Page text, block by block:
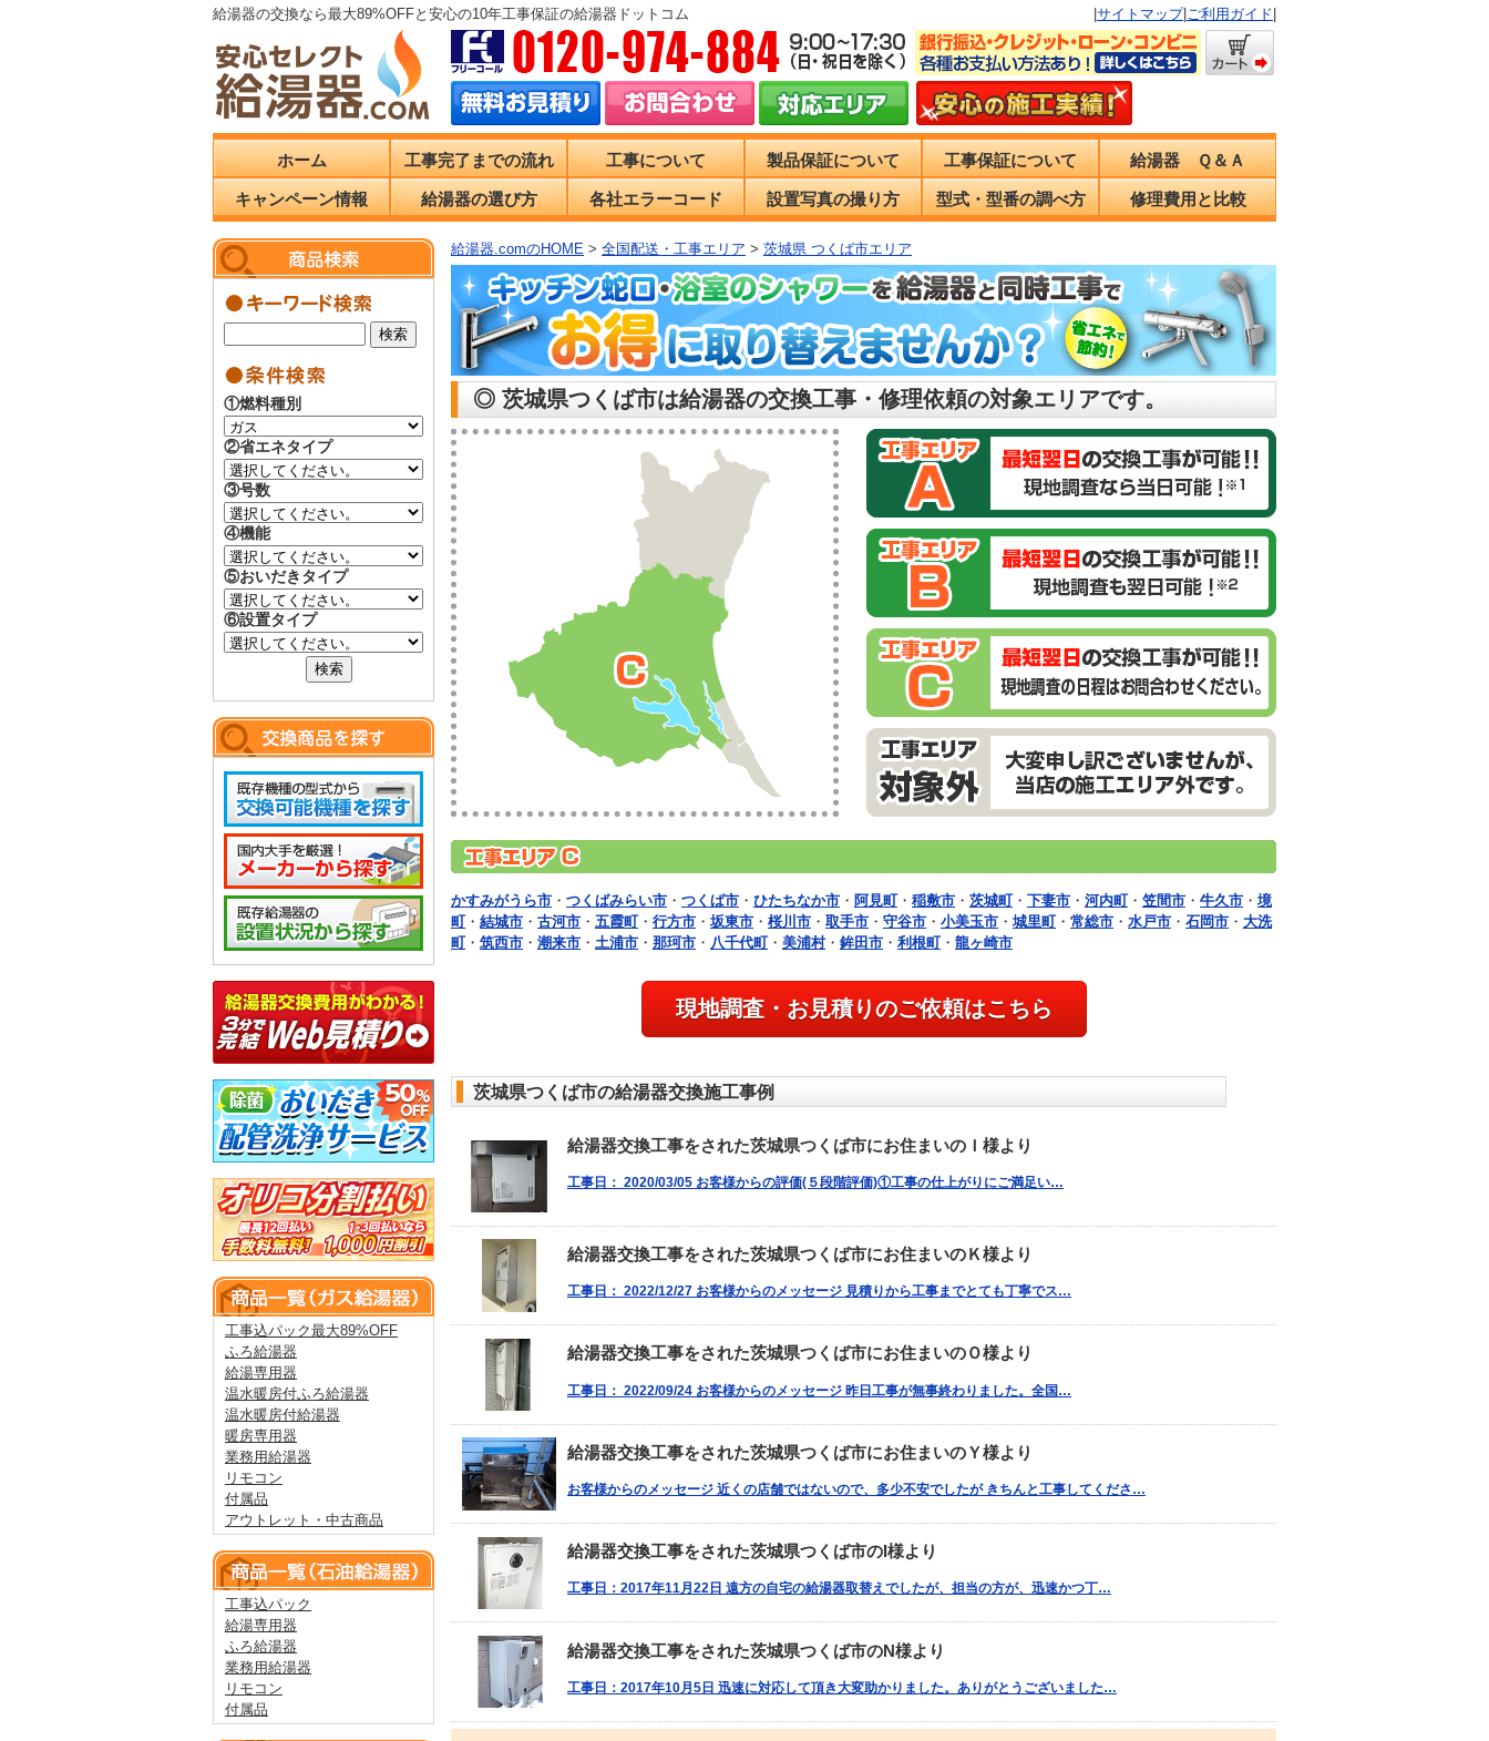
給湯器の交換なら最大89%OFFと安心の10年工事保証の給湯器ドットコム サイトマップ| ご利用ガイド
ホーム 工事完了までの流れ 工事について 製品保証について 工事保証について 給湯器 Ｑ＆Ａ
キャンペーン情報 給湯器の選び方 各社エラーコード 設置写真の撮り方 型式・型番の調べ方 修理費用と比較
給湯器.comのHOME > 全国配送・工事エリア > 茨城県 つくば市エリア
◎ 茨城県つくば市は給湯器の交換工事・修理依頼の対象エリアです。
かすみがうら市 ・ つくばみらい市 ・ つくば市 ・ ひたちなか市 ・ 阿見町・ 稲敷市 ・ 茨城町・ 下妻市 ・ 河内町・ 笠間市 ・ 牛久市 ・ 境
町・ 結城市 ・ 古河市 ・ 五霞町・ 行方市 ・坂東市 ・ 桜川市 ・ 取手市 ・ 守谷市 ・ 小美玉市 ・ 城里町・ 常総市 ・ 水戸市 ・ 石岡市 ・ 大洗
町・ 筑西市 ・ 潮来市 ・ 土浦市 ・ 那珂市 ・ 八千代町・ 美浦村・ 鉾田市 ・ 利根町・ 龍ヶ崎市
現地調査・お見積りのご依頼はこちら
茨城県つくば市の給湯器交換施工事例
給湯器交換工事をされた茨城県つくば市にお住まいのＩ様より
工事日： 2020/03/05 お客様からの評価(５段階評価)①工事の仕上がりにご満足い…
給湯器交換工事をされた茨城県つくば市にお住まいのＫ様より
工事日： 2022/12/27 お客様からのメッセージ 見積りから工事までとても丁寧でス…
給湯器交換工事をされた茨城県つくば市にお住まいのＯ様より
工事日： 2022/09/24 お客様からのメッセージ 昨日工事が無事終わりました。全国…
給湯器交換工事をされた茨城県つくば市にお住まいのＹ様より
お客様からのメッセージ 近くの店舗ではないので、多少不安でしたが きちんと工事してくださ…
給湯器交換工事をされた茨城県つくば市のI様より
工事日：2017年11月22日 遠方の自宅の給湯器取替えでしたが、担当の方が、迅速かつ丁…
給湯器交換工事をされた茨城県つくば市のN様より
工事日：2017年10月5日 迅速に対応して頂き大変助かりました。ありがとうございました…
①燃料種別
②省エネタイプ
③号数
④機能
⑤おいだきタイプ
⑥設置タイプ
工事込パック最大89%OFF
ふろ給湯器
給湯専用器
温水暖房付ふろ給湯器
温水暖房付給湯器
暖房専用器
業務用給湯器
リモコン
付属品
アウトレット・中古商品
工事込パック
給湯専用器
ふろ給湯器
業務用給湯器
リモコン
付属品